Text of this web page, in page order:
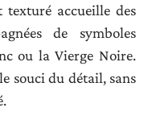
accueille des
de symboles
ou la Vierge Noire.
souci du détail, sans